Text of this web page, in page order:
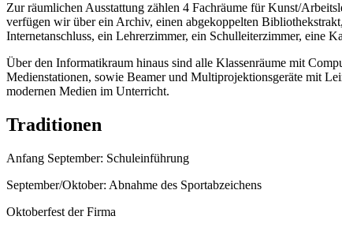
Zur räumlichen Ausstattung zählen 4 Fachräume für Kunst/
verfügen wir über ein Archiv, einen abgekoppelten
Internetanschluss, ein Lehrerzimmer, ein Schulleiterzimmer, eine
Über den Informatikraum hinaus sind alle Klassenräume mit
Medienstationen, sowie Beamer und Multiprojektionsgeräte mit
modernen Medien im Unterricht.
Traditionen
Anfang September: Schuleinführung
September/Oktober: Abnahme des Sportabzeichens
Oktoberfest der Firma